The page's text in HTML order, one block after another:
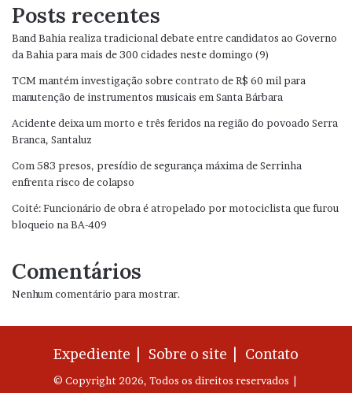
Posts recentes
Band Bahia realiza tradicional debate entre candidatos ao Governo
da Bahia para mais de 300 cidades neste domingo (9)
TCM mantém investigação sobre contrato de R$ 60 mil para
manutenção de instrumentos musicais em Santa Bárbara
Acidente deixa um morto e três feridos na região do povoado Serra
Branca, Santaluz
Com 583 presos, presídio de segurança máxima de Serrinha
enfrenta risco de colapso
Coité: Funcionário de obra é atropelado por motociclista que furou
bloqueio na BA-409
Comentários
Nenhum comentário para mostrar.
Expediente | Sobre o site | Contato
© Copyright 2026, Todos os direitos reservados |